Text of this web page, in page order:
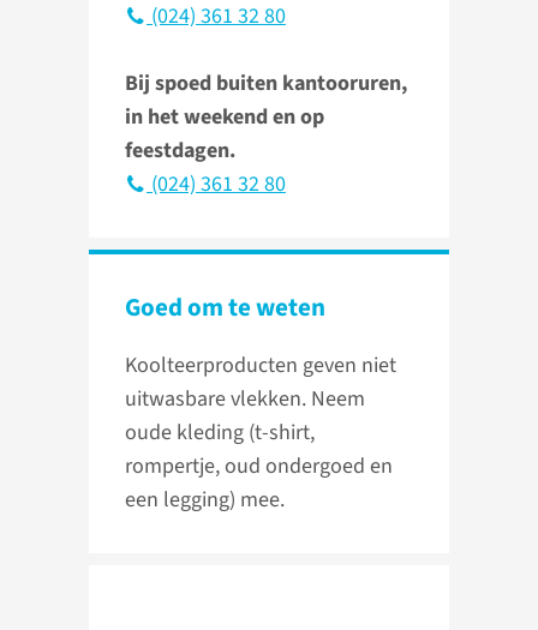
(024) 361 32 80
Bij spoed buiten kantooruren,
in het weekend en op
feestdagen.
(024) 361 32 80
Goed om te weten
Koolteerproducten geven niet
uitwasbare vlekken. Neem
oude kleding (t-shirt,
rompertje, oud ondergoed en
een legging) mee.